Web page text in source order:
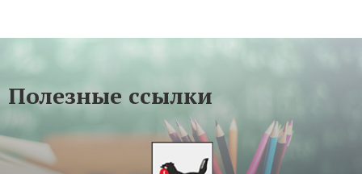
Полезные ссылки